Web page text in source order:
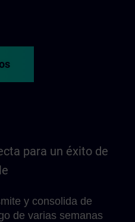
para un éxito de
y consolida de
de varias semanas